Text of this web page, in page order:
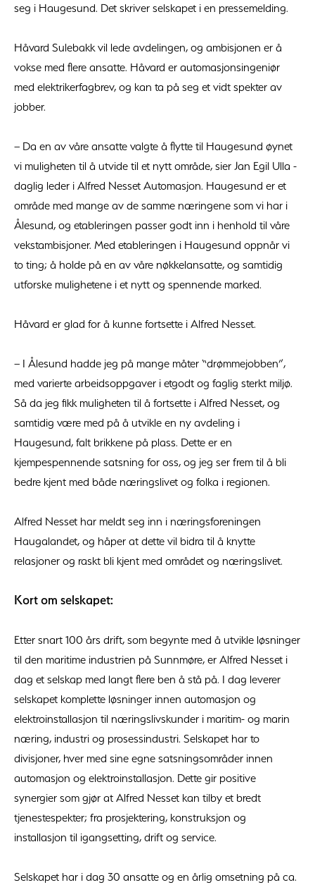
seg i Haugesund. Det skriver selskapet i en pressemelding.
Håvard Sulebakk vil lede avdelingen, og ambisjonen er å
vokse med flere ansatte. Håvard er automasjonsingeniør
med elektrikerfagbrev, og kan ta på seg et vidt spekter av
jobber.
– Da en av våre ansatte valgte å flytte til Haugesund øynet
vi muligheten til å utvide til et nytt område, sier Jan Egil Ulla -
daglig leder i Alfred Nesset Automasjon. Haugesund er et
område med mange av de samme næringene som vi har i
Ålesund, og etableringen passer godt inn i henhold til våre
vekstambisjoner. Med etableringen i Haugesund oppnår vi
to ting; å holde på en av våre nøkkelansatte, og samtidig
utforske mulighetene i et nytt og spennende marked.
Håvard er glad for å kunne fortsette i Alfred Nesset.
– I Ålesund hadde jeg på mange måter “drømmejobben”,
med varierte arbeidsoppgaver i etgodt og faglig sterkt miljø.
Så da jeg fikk muligheten til å fortsette i Alfred Nesset, og
samtidig være med på å utvikle en ny avdeling i
Haugesund, falt brikkene på plass. Dette er en
kjempespennende satsning for oss, og jeg ser frem til å bli
bedre kjent med både næringslivet og folka i regionen.
Alfred Nesset har meldt seg inn i næringsforeningen
Haugalandet, og håper at dette vil bidra til å knytte
relasjoner og raskt bli kjent med området og næringslivet.
Kort om selskapet:
Etter snart 100 års drift, som begynte med å utvikle løsninger
til den maritime industrien på Sunnmøre, er Alfred Nesset i
dag et selskap med langt flere ben å stå på. I dag leverer
selskapet komplette løsninger innen automasjon og
elektroinstallasjon til næringslivskunder i maritim- og marin
næring, industri og prosessindustri. Selskapet har to
divisjoner, hver med sine egne satsningsområder innen
automasjon og elektroinstallasjon. Dette gir positive
synergier som gjør at Alfred Nesset kan tilby et bredt
tjenestespekter; fra prosjektering, konstruksjon og
installasjon til igangsetting, drift og service.
Selskapet har i dag 30 ansatte og en årlig omsetning på ca.